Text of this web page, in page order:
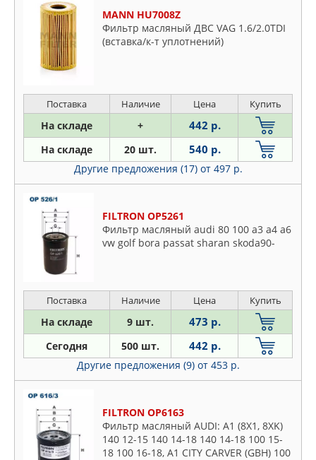
MANN HU7008Z
Фильтр масляный ДВС VAG 1.6/2.0TDI
(вставка/к-т уплотнений)
Поставка Наличие Цена Купить
На складе + 442 р.
На складе 20 шт. 540 р.
Другие предложения (17) от 497 р.
FILTRON OP5261
Фильтр масляный audi 80 100 a3 a4 a6
vw golf bora passat sharan skoda90-
Поставка Наличие Цена Купить
На складе 9 шт. 473 р.
Сегодня 500 шт. 442 р.
Другие предложения (9) от 453 р.
FILTRON OP6163
Фильтр масляный AUDI: A1 (8X1, 8XK)
140 12-15 140 14-18 140 14-18 100 15-
18 100 16-18, A1 CITY CARVER (GBH) 100